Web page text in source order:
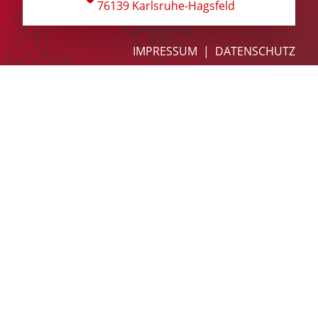
Hagsfelder Stuben Kontakt
76139 Karlsruhe-Hagsfeld
IMPRESSUM DATENSCHUTZ